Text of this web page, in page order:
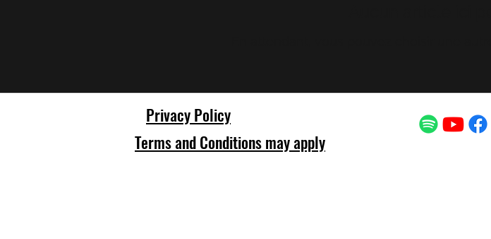
Privacy Policy
Terms and Conditions may apply